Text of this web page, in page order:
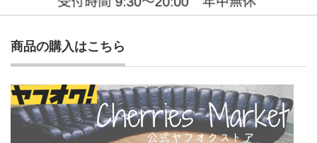
商品の購入はこちら